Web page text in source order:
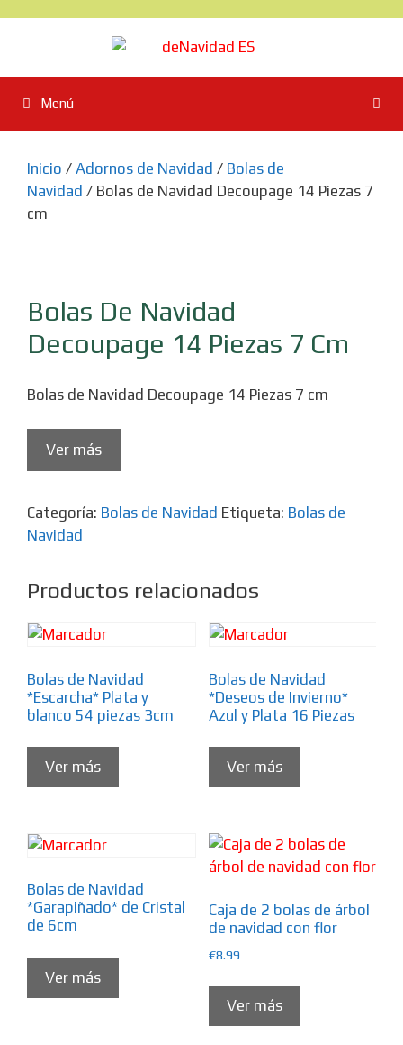
Menú
Inicio / Adornos de Navidad / Bolas de
Navidad / Bolas de Navidad Decoupage 14 Piezas 7
cm
Bolas De Navidad
Decoupage 14 Piezas 7 Cm
Bolas de Navidad Decoupage 14 Piezas 7 cm
Ver más
Categoría: Bolas de Navidad Etiqueta: Bolas de
Navidad
Productos relacionados
Bolas de Navidad
*Escarcha* Plata y
blanco 54 piezas 3cm
Ver más
Bolas de Navidad
*Deseos de Invierno*
Azul y Plata 16 Piezas
Ver más
Bolas de Navidad
*Garapiñado* de Cristal
de 6cm
Ver más
Caja de 2 bolas de árbol
de navidad con flor
€8.99
Ver más